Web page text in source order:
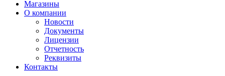
Магазины
О компании
Новости
Документы
Лицензии
Отчетность
Реквизиты
Контакты